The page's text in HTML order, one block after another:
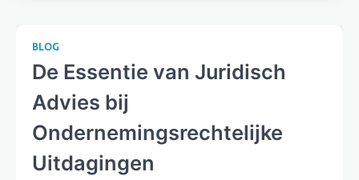
BLOG
De Essentie van Juridisch
Advies bij
Ondernemingsrechtelijke
Uitdagingen